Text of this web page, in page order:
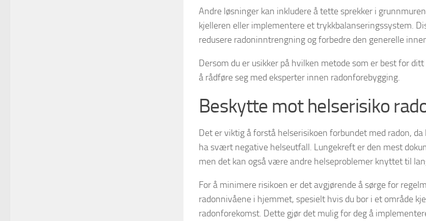
Andre løsninger kan inkludere å tette sprekker i
kjelleren eller implementere et trykkbalanseringssystem.
redusere radoninntrengning og forbedre den generelle
Dersom du er usikker på hvilken metode som er best for
å rådføre seg med eksperter innen radonforebygging.
Beskytte mot helserisiko
Det er viktig å forstå helserisikoen forbundet med radon,
ha svært negative helseutfall. Lungekreft er den mest
men det kan også være andre helseproblemer knyttet til
For å minimere risikoen er det avgjørende å sørge for
radonnivåene i hjemmet, spesielt hvis du bor i et område
radonforekomst. Dette gjør det mulig for deg å